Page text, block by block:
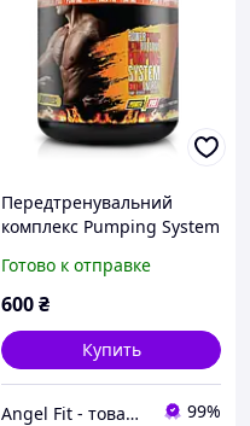
Передтренувальний
комплекс Pumping System
Готово к отправке
600₴
Купить
Angel Fit - товари для здоров'я, спорту та активного життя 99%